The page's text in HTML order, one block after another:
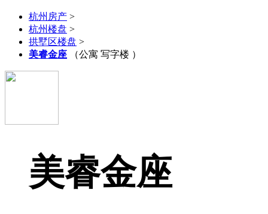
杭州房产 >
杭州楼盘 >
拱墅区楼盘 >
美睿金座 （公寓 写字楼 ）
美睿金座